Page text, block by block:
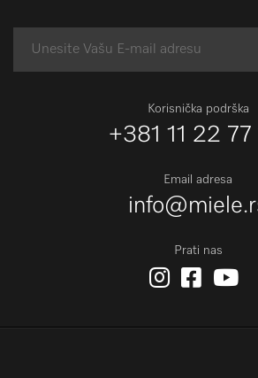
Korisnička podrška
+381 11 22 77
Email adresa
Prati nas